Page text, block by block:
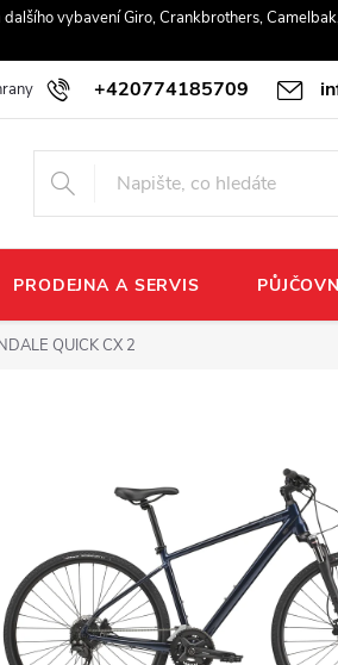
vybavení Giro, Crankbrothers,
+420774185709
osobních údajů
PRODEJNA A SERVIS
QUICK CX 2